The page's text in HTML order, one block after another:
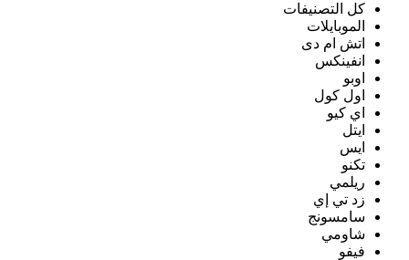
كل التصنيفات
الموبايلات
اتش ام دى
انفينكس
اوبو
اول كول
اي كيو
ايتل
ايس
تكنو
ريلمي
زد تي إي
سامسونج
شاومي
فيفو